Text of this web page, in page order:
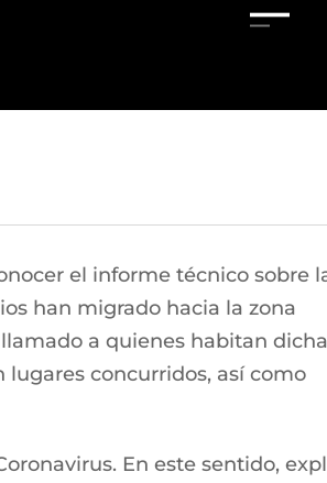
el informe técnico sobre
han migrado hacia la zona
a quienes habitan dicha
concurridos, así como
En este sentido,